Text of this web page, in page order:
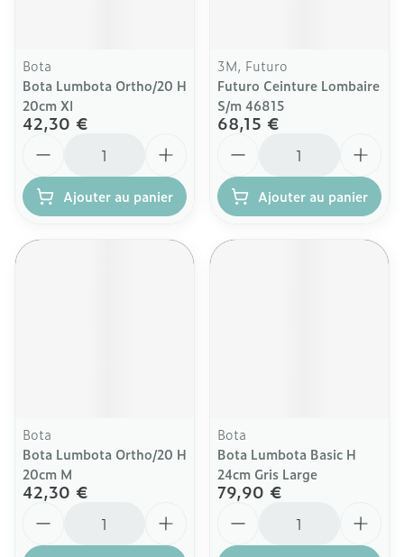
Bota
Bota Lumbota Ortho/20 H
20cm Xl
42,30 €
Ajouter au panier
3M, Futuro
Futuro Ceinture Lombaire
S/m 46815
68,15 €
Ajouter au panier
Bota
Bota Lumbota Ortho/20 H
20cm M
42,30 €
Bota
Bota Lumbota Basic H
24cm Gris Large
79,90 €